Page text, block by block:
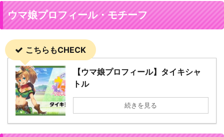
ウマ娘プロフィール・モチーフ
こちらもCHECK
【ウマ娘プロフィール】タイキシャ
トル
続きを見る